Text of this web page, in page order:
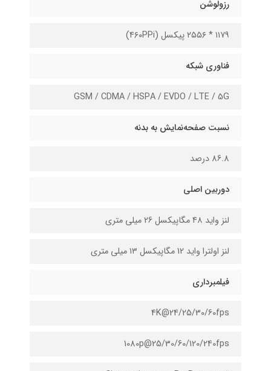
رزولوشن
۱۱۷۹ * ۲۵۵۶ پیکسل (۴۶۰PPi)
فناوری شبکه
GSM / CDMA / HSPA / EVDO / LTE / 5G
نسبت صفحه‌نمایش به بدنه
86.8 درصد
دوربین اصلی
لنز واید ۴۸ مگاپیکسل ۲6 میلی متری
لنز اولترا واید 12 مگاپیکسل ۱۳ میلی متری
فیلمبرداری
4K@24/25/30/60fps
1080p@25/30/60/120/240fps